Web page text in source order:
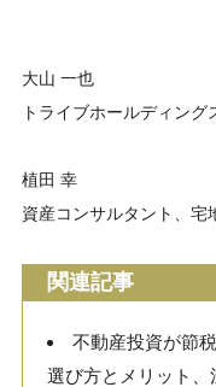
大山 一也
トライブホールディン
植田 幸
資産コンサルタント、宅
関連記事
不動産投資が節
選び方とメリット、